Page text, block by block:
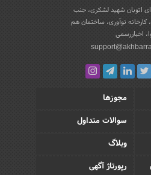
اتوبان شهید لشکری، جنب
کارخانه نوآوری، ساختمان هم
اخباررسمی
مجوزها
سوالات متداول
وبلاگ
رپورتاژ آگهی